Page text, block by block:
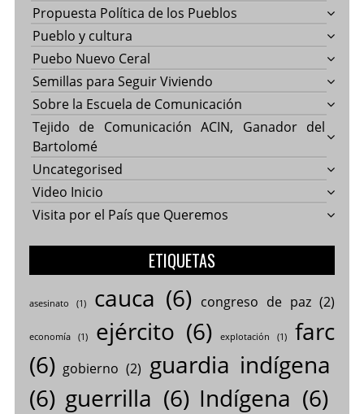
Propuesta Política de los Pueblos
Pueblo y cultura
Puebo Nuevo Ceral
Semillas para Seguir Viviendo
Sobre la Escuela de Comunicación
Tejido de Comunicación ACIN, Ganador del
Bartolomé
Uncategorised
Video Inicio
Visita por el País que Queremos
ETIQUETAS
asesinato (1) cauca (6) congreso de paz(2)
economía(1) ejército (6) explotación (1)
farc
(6) gobierno (2) guardia indígena
(6) guerrilla (6) Indígena (6)